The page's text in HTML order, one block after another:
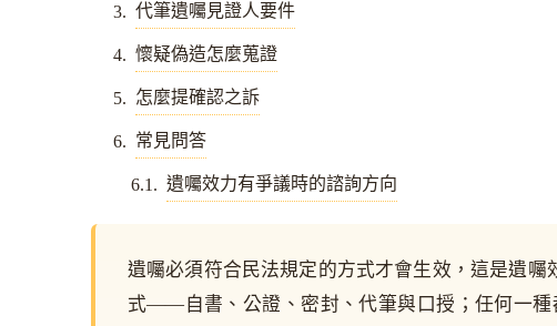
代筆遺囑見證人要件
懷疑偽造怎麼蒐證
怎麼提確認之訴
常見問答
遺囑效力有爭議時的諮詢方向
遺囑必須符合民法規定的方式才會生效，這是遺
式——自書、公證、密封、代筆與口授；任何一